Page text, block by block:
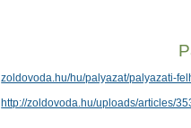
zoldovoda.hu/hu/palyazat/palyazati-
http://zoldovoda.hu/uploads/articles/